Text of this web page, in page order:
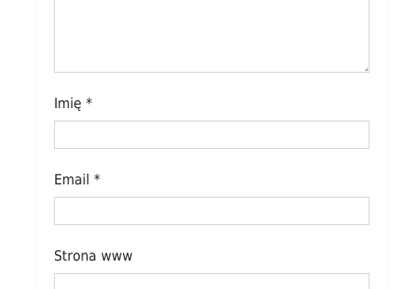
Imię *
Email *
Strona www